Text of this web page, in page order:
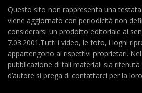
Questo sito non rappresenta una
viene aggiornato con periodicità non
considerarsi un prodotto editoriale ai
7.03.2001.Tutti i video, le foto, i loghi
appartengono ai rispettivi proprietari.
pubblicazione di tali materiali sia
d’autore si prega di contattarci per la